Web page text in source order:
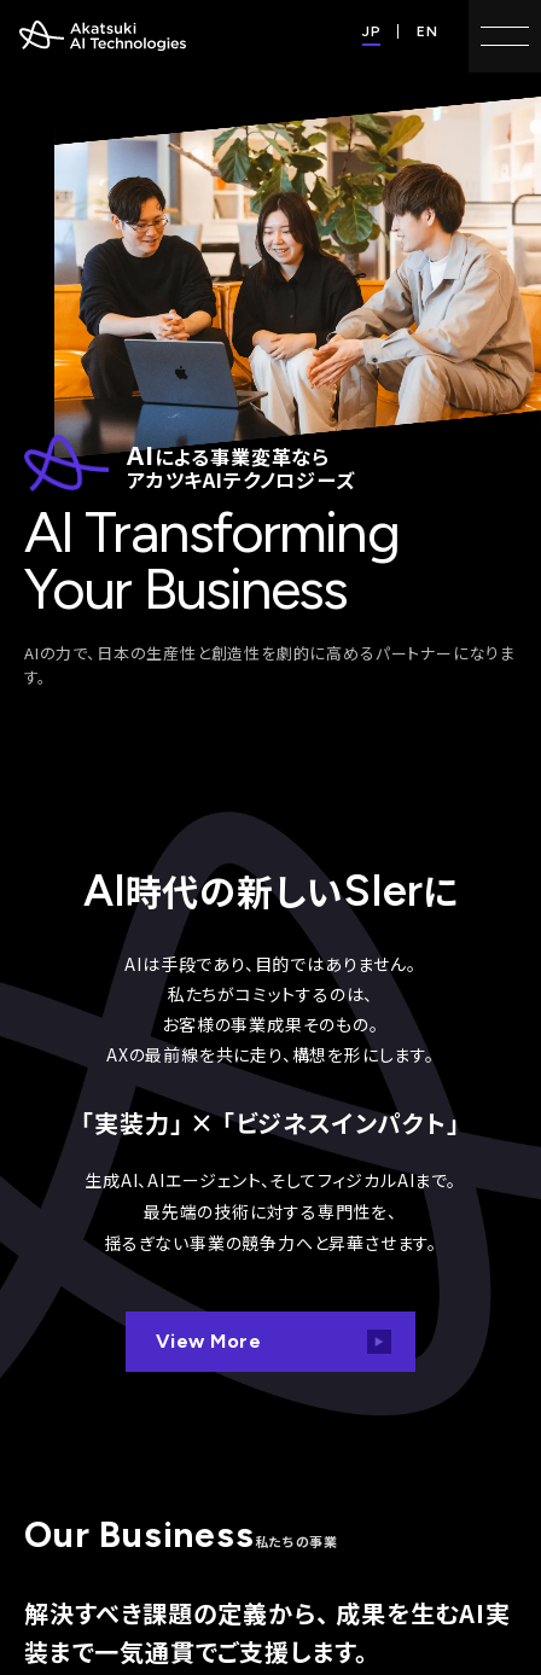
AIによる事業変革なら
アカツキAIテクノロジーズ
AI Transforming
Your Business
AIの力で、 日本の生産性 と創造性を劇的に高めるパートナー になり ま
す。
AI時代の新しいSIerに
AIは手段であり、目的ではありません。
私たちがコミットするのは、
お客様の事業成果そのもの。
AXの最前線を共に走り、構想を形にします。
「実装力」 × 「ビジネスインパクト」
生成AI、AIエージェント、そしてフィジカルAIまで。
最先端の技術に対する専門性を、
揺るぎない事業の競争力へと昇華させます。
View More
Our Business私たちの事業
解決すべき課題の定義から、 成果を生むAI実
装まで一気通貫でご支援します。
EN
JP